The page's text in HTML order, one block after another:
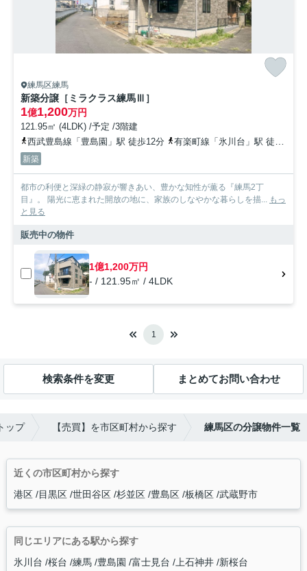
お問い合わせ
練馬区練馬
新築分譲［ミラクラス練馬Ⅲ］
1億1,200万円
121.95㎡ (4LDK) /予定 /3階建
西武豊島線「豊島園」駅 徒歩12分
有楽町線「氷川台」駅 徒歩12分
新築
都市の利便と深緑の静寂が響きあい、豊かな知性が薫る『練馬2丁
目』。 陽光に恵まれた開放の地に、家族のしなやかな暮らしを描...
もっ
と見る
販売中の物件
1億1,200万円
- / 121.95㎡ / 4LDK
1
検索条件を変更 まとめてお問い合わせ
ップ 【売買】を市区町村から探す 練馬区の分譲物件一覧
近くの市区町村から探す
港区 目黒区 世田谷区 杉並区 豊島区 板橋区 武蔵野市
同じエリアにある駅から探す
氷川台 桜台 練馬 豊島園 富士見台 上石神井 新桜台